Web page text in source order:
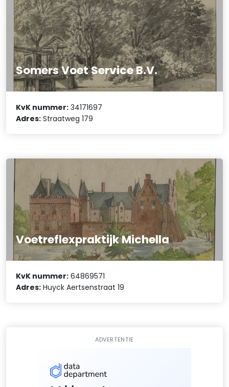
Somers Voet Service B.V.
KvK nummer: 34171697
Adres: Straatweg 179
Voetreflexpraktijk Michella
KvK nummer: 64869571
Adres: Huyck Aertsenstraat 19
ADVERTENTIE